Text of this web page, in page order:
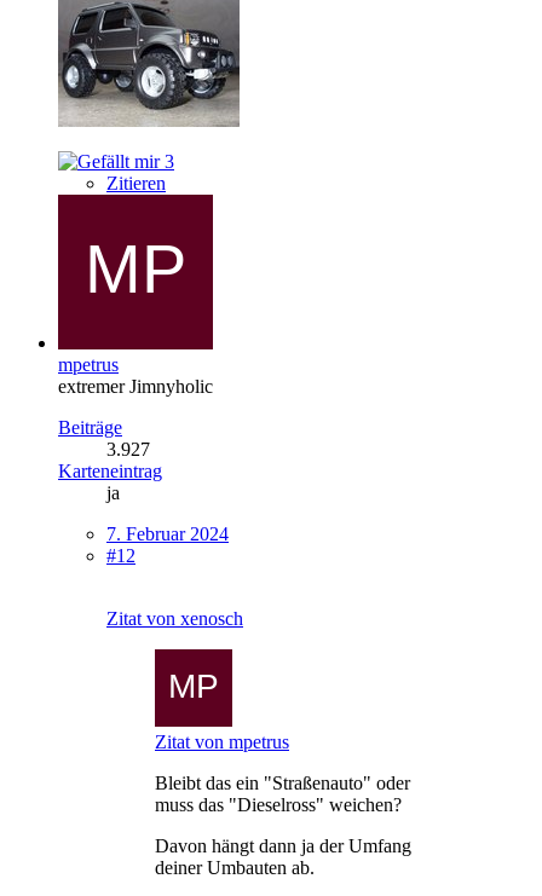
3
Zitieren
mpetrus
extremer Jimnyholic
Beiträge
3.927
Karteneintrag
ja
7. Februar 2024
#12
Zitat von xenosch
Zitat von mpetrus
Bleibt das ein "Straßenauto" oder
muss das "Dieselross" weichen?
Davon hängt dann ja der Umfang
deiner Umbauten ab.